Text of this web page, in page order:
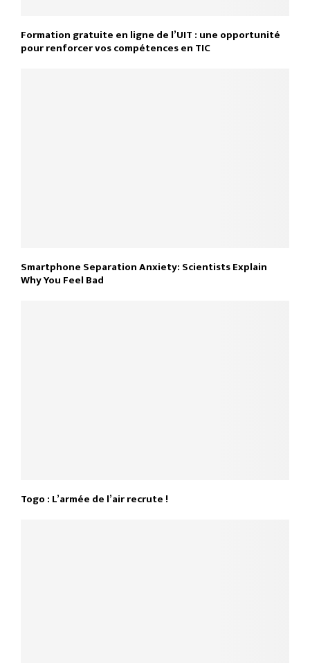
Formation gratuite en ligne de l’UIT : une opportunité
pour renforcer vos compétences en TIC
Smartphone Separation Anxiety: Scientists Explain
Why You Feel Bad
Togo : L’armée de l’air recrute !